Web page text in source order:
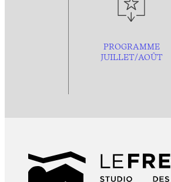
PROGRAMME
JUILLET/AOÛT